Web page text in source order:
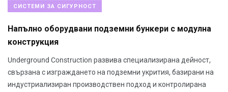
СИСТЕМИ ЗА СИГУРНОСТ
Напълно оборудвани подземни бункери с модулна
конструкция
Underground Construction развива специализирана дейност,
свързана с изграждането на подземни укрития, базирани на
индустриализиран производствен подход и контролирана